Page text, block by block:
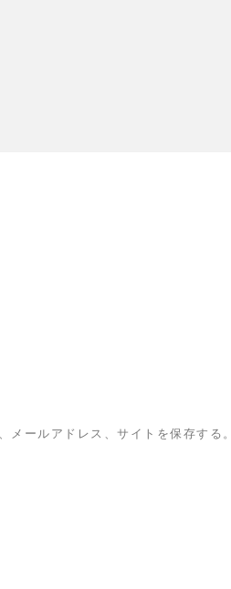
ールアドレス、サイトを保存する。